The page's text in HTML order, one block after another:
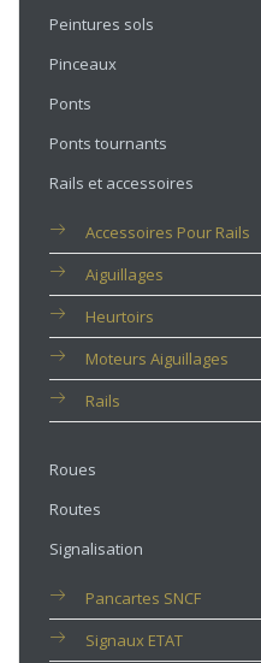
Peintures sols
Pinceaux
Ponts
Ponts tournants
Rails et accessoires
Accessoires Pour Rails
Aiguillages
Heurtoirs
Moteurs Aiguillages
Rails
Roues
Routes
Signalisation
Pancartes SNCF
Signaux ETAT